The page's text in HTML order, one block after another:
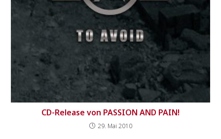
CD-Release von PASSION AND PAIN!
29. Mai 2010